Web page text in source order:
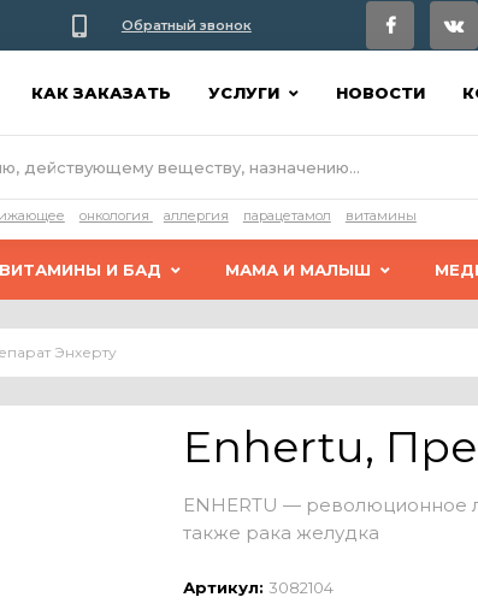
Обратный звонок
КАК ЗАКАЗАТЬ УСЛУГИ НОВОСТИ
онкология аллергия парацетамол витамины
ВИТАМИНЫ И БАД МАМА И МАЛЫШ
Энхерту
Enhertu,
ENHERTU — революционное
также рака желудка
Артикул: 3082104